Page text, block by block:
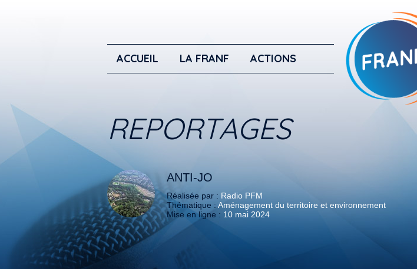
ACCUEIL LA FRANF ACTIONS
REPORTAGES
ANTI-JO
Réalisée par : Radio PFM
Thématique : Aménagement du territoire et environnement
Mise en ligne : 10 mai 2024